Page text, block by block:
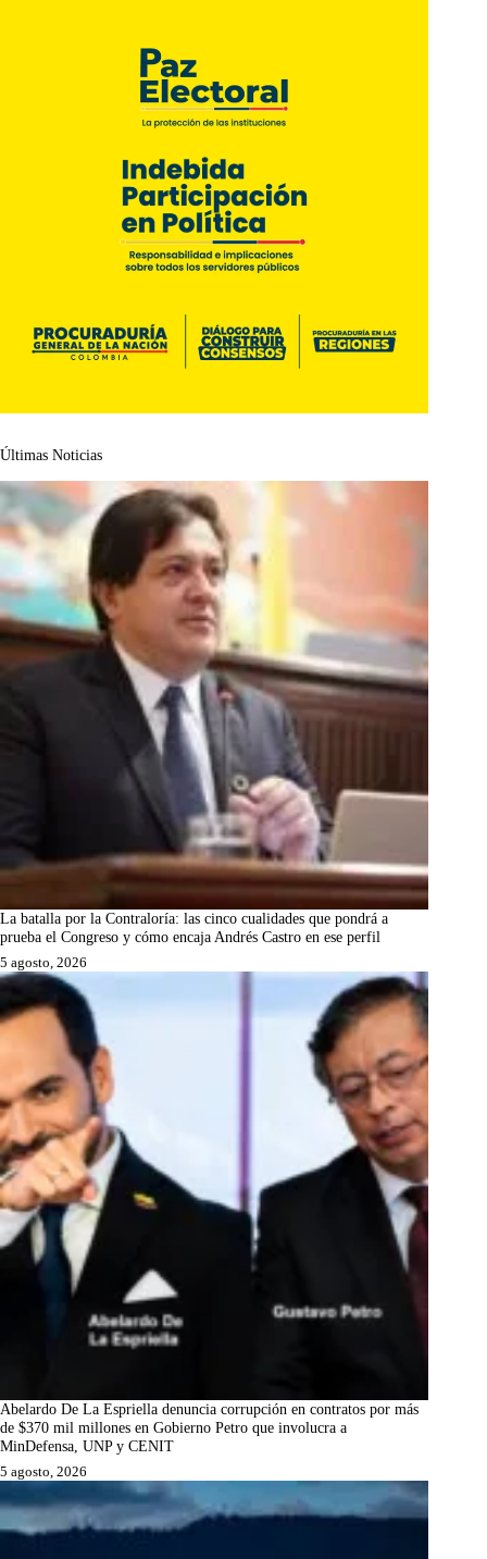
Últimas Noticias
La batalla por la Contraloría: las cinco cualidades que pondrá a
prueba el Congreso y cómo encaja Andrés Castro en ese perfil
5 agosto, 2026
Abelardo De La Espriella denuncia corrupción en contratos por más
de $370 mil millones en Gobierno Petro que involucra a
MinDefensa, UNP y CENIT
5 agosto, 2026